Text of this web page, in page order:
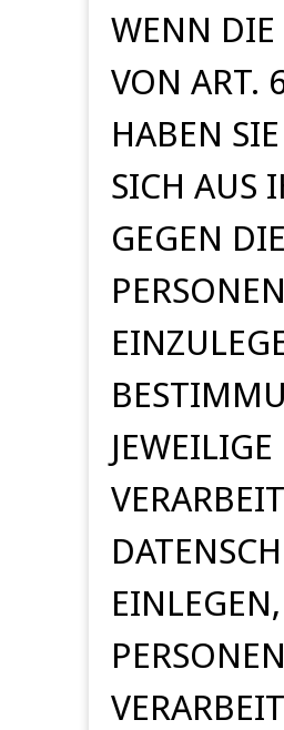
WENN DIE
VON ART.
HABEN
SICH AUS
GEGEN